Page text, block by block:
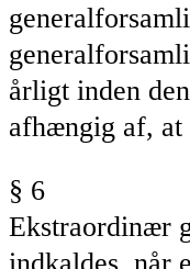
årligt inden
afhængig af, at
§ 6
Ekstraordinær